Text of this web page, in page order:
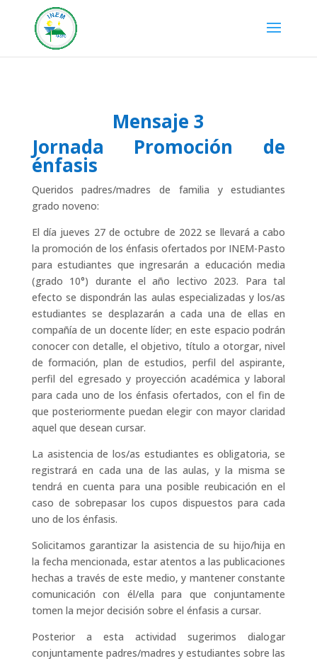
Mensaje 3
Jornada Promoción de
énfasis
Queridos padres/madres de familia y estudiantes
grado noveno:
El día jueves 27 de octubre de 2022 se llevará a cabo
la promoción de los énfasis ofertados por INEM-Pasto
para estudiantes que ingresarán a educación media
(grado 10°) durante el año lectivo 2023. Para tal
efecto se dispondrán las aulas especializadas y los/as
estudiantes se desplazarán a cada una de ellas en
compañía de un docente líder; en este espacio podrán
conocer con detalle, el objetivo, título a otorgar, nivel
de formación, plan de estudios, perfil del aspirante,
perfil del egresado y proyección académica y laboral
para cada uno de los énfasis ofertados, con el fin de
que posteriormente puedan elegir con mayor claridad
aquel que desean cursar.
La asistencia de los/as estudiantes es obligatoria, se
registrará en cada una de las aulas, y la misma se
tendrá en cuenta para una posible reubicación en el
caso de sobrepasar los cupos dispuestos para cada
uno de los énfasis.
Solicitamos garantizar la asistencia de su hijo/hija en
la fecha mencionada, estar atentos a las publicaciones
hechas a través de este medio, y mantener constante
comunicación con él/ella para que conjuntamente
tomen la mejor decisión sobre el énfasis a cursar.
Posterior a esta actividad sugerimos dialogar
conjuntamente padres/madres y estudiantes sobre las